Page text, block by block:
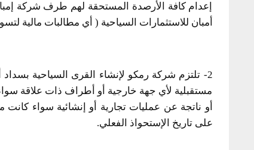
إعدام كافة الأرصدة المستحقة لهم طرف شركة
أمبان للاستثمارات السياحية ( أي مطالبات مالية
2- تلتزم شركة رمكو لإنشاء القرى السياحية
مستقبلية لأي جهة خارجية أو أطراف ذات علاقة
أو ناتجة عن عمليات تجارية أو إنشائية سواء كانت
على تاريخ الإستحواذ الفعلي.